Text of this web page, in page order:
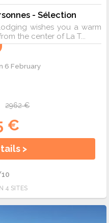
- Sélection
wishes you a warm
the center of La T...
6 February
2962 €
€
>
4 SITES